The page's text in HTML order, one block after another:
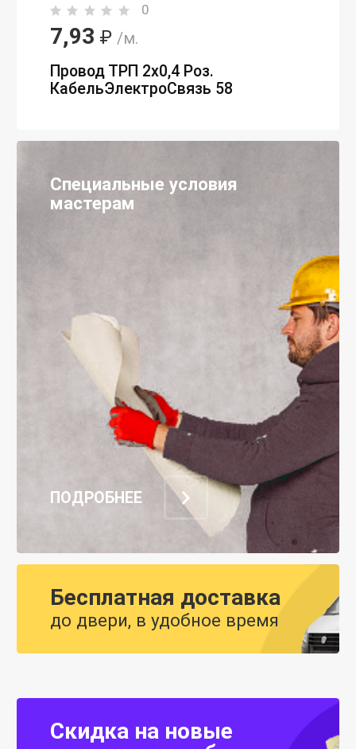
0
7,93 ₽ /м.
Провод ТРП 2х0,4 Роз.
КабельЭлектроСвязь 58
Специальные условия
мастерам
ПОДРОБНЕЕ
Бесплатная доставка
до двери, в удобное время
Скидка на новые